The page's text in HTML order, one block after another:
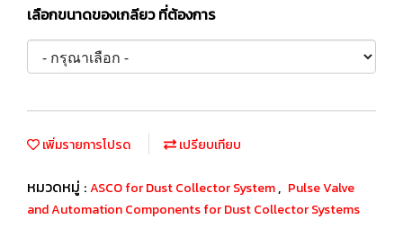
เลือกขนาดของเกลียว ที่ต้องการ
เพิ่มรายการโปรด เปรียบเทียบ
หมวดหมู่ :ASCO for Dust Collector System, Pulse Valve
and Automation Components for Dust Collector Systems